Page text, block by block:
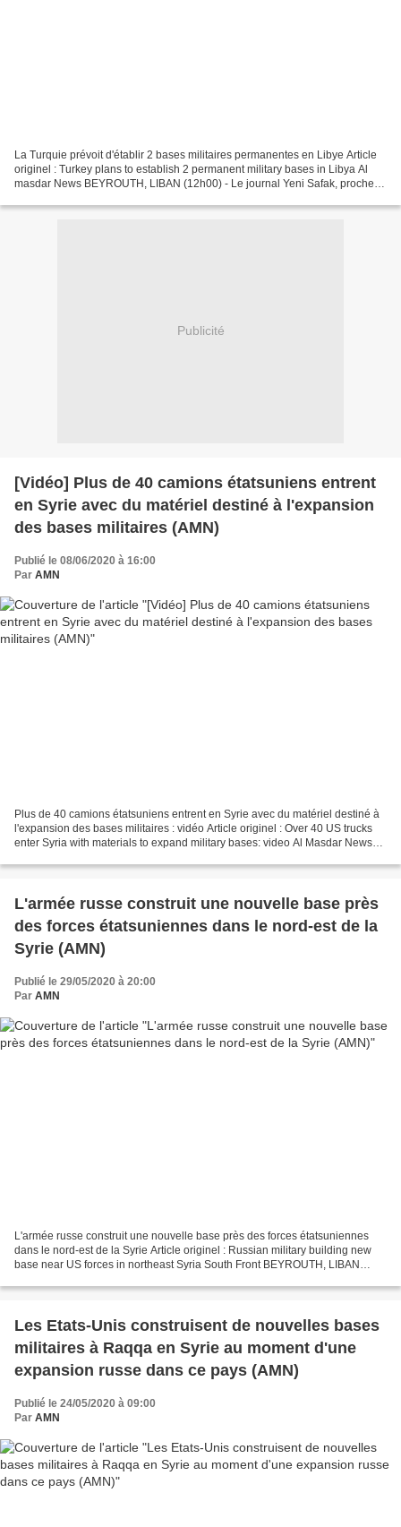
La Turquie prévoit d'établir 2 bases militaires permanentes en Libye Article
originel : Turkey plans to establish 2 permanent military bases in Libya Al
masdar News BEYROUTH, LIBAN (12h00) - Le journal Yeni Safak, proche
Publicité
[Vidéo] Plus de 40 camions étatsuniens entrent
en Syrie avec du matériel destiné à l'expansion
des bases militaires (AMN)
Publié le 08/06/2020 à 16:00
Par AMN
Plus de 40 camions étatsuniens entrent en Syrie avec du matériel destiné à
l'expansion des bases militaires : vidéo Article originel : Over 40 US trucks
enter Syria with materials to expand military bases: video Al Masdar News
L'armée russe construit une nouvelle base près
des forces étatsuniennes dans le nord-est de la
Syrie (AMN)
Publié le 29/05/2020 à 20:00
Par AMN
L'armée russe construit une nouvelle base près des forces étatsuniennes
dans le nord-est de la Syrie Article originel : Russian military building new
base near US forces in northeast Syria South Front BEYROUTH, LIBAN
Les Etats-Unis construisent de nouvelles bases
militaires à Raqqa en Syrie au moment d'une
expansion russe dans ce pays (AMN)
Publié le 24/05/2020 à 09:00
Par AMN